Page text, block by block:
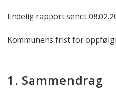
Endelig rapport sendt
Kommunens frist for
1. Sammendrag